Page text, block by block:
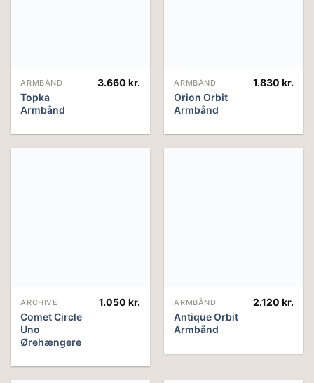
ARMBÅND
Topka
Armbånd
3.660 kr. ARMBÅND
Orion Orbit
Armbånd
1.830 kr.
ARCHIVE
Comet Circle
Uno
Ørehængere
1.050 kr. ARMBÅND
Antique Orbit
Armbånd
2.120 kr.